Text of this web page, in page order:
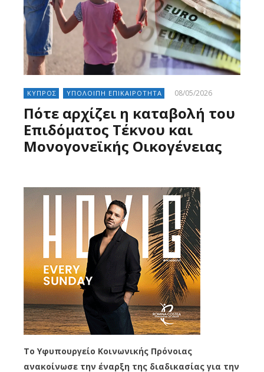
ΚΥΠΡΟΣ ΥΠΟΛΟΙΠΗ ΕΠΙΚΑΙΡΟΤΗΤΑ 08/05/2026
Πότε αρχίζει η καταβολή του
Επιδόματος Τέκνου και
Μονογονεϊκής Οικογένειας
Το Υφυπουργείο Κοινωνικής Πρόνοιας
ανακοίνωσε την έναρξη της διαδικασίας για την